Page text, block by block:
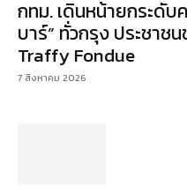
กทม. เดินหน้ายกระดั
บาร์” ทั่วกรุง ประชาช
Traffy Fondue
7 สิงหาคม 2026